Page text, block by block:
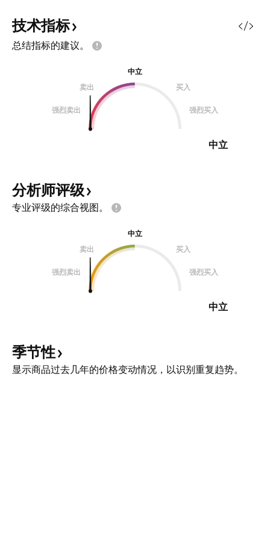
技术指标
总结指标的建议。
中立
卖出
买入
强烈卖出 强烈买入
中立
分析师评级
专业评级的综合视图。
中立
卖出
买入
强烈卖出 强烈买入
中立
季节性
显示商品过去几年的价格变动情况，以识别重复趋势。